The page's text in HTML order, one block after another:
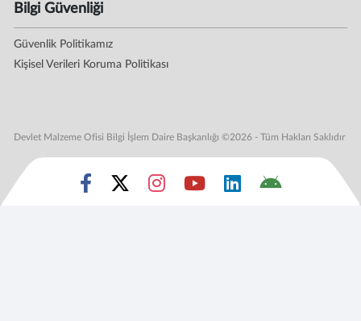
Bilgi Güvenliği
Güvenlik Politikamız
Kişisel Verileri Koruma Politikası
Devlet Malzeme Ofisi Bilgi İşlem Daire Başkanlığı ©2026 - Tüm Hakları Saklıdır